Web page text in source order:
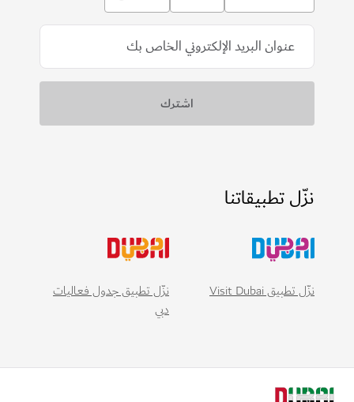
نزّل تطبيقاتنا
نزّل تطبيق Visit Dubai
نزّل تطبيق جدول فعاليات
دبي